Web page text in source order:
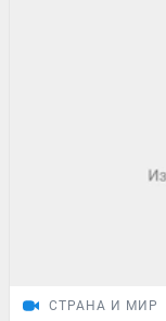
СТРАНА И МИР